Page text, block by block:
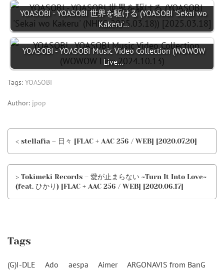
YOASOBI - YOASOBI 世界を駆ける (YOASOBI 'Sekai wo
Kakeru'…
YOASOBI - YOASOBI Music Video Collection (WOWOW
Live…
Tags: YOASOBI
Author: jpop
< stellafia – 日々 [FLAC + AAC 256 / WEB] [2020.07.20]
> Tokimeki Records – 愛が止まらない ~Turn It Into Love~
(feat. ひかり) [FLAC + AAC 256 / WEB] [2020.06.17]
Tags
(G)I-DLE Ado aespa Aimer
ARGONAVIS from BanG